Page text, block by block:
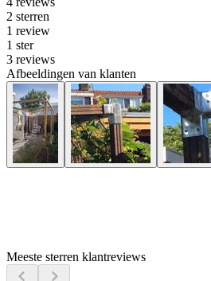
2 sterren
1 review
1 ster
3 reviews
Afbeeldingen van klanten
Meeste sterren klantreviews